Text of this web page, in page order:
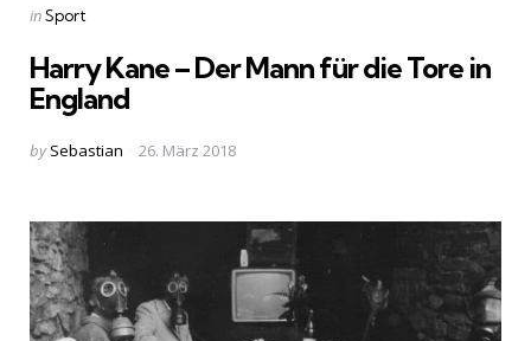
Categories
Posted
inSport
Harry Kane – Der Mann für die Tore in
England
Posted
by Sebastian 26. März 2018